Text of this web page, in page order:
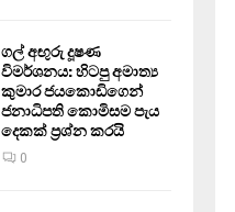
ගල් අඟුරු දූෂණ
විමර්ශනය: හිටපු අමාත්‍ය
කුමාර ජයකොඩිගෙන්
ජනාධිපති කොමිසම පැය
දෙකක් ප්‍රශ්න කරයි
0